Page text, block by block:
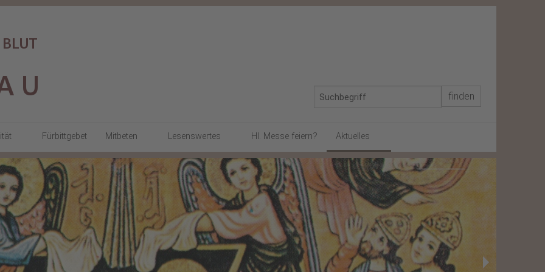
Fürbittgebet Mitbeten
Gottesdienste
Stundengebet
Stille Tage
Beten
Lesenswertes
KARMELimpulse
Hl. Messe feiern? Aktuelles
In memoriam
Schon gewusst?
Gegen Rassismus
Von gestern Weihnachtsbrief 2024